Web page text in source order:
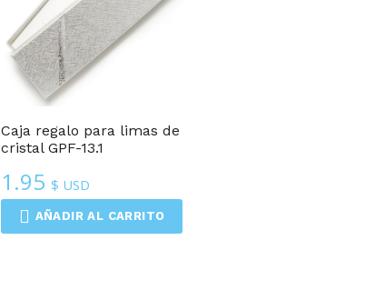
Caja regalo para limas de
cristal GPF-13.1
1.95$ USD
AÑADIR AL CARRITO